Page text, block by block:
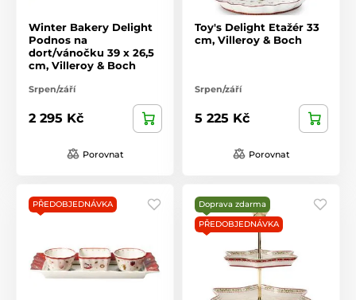
Winter Bakery Delight
Podnos na
dort/vánočku 39 x 26,5
cm, Villeroy & Boch
Srpen/září
2 295 Kč
Porovnat
Toy's Delight Etažér 33
cm, Villeroy & Boch
Srpen/září
5 225 Kč
Porovnat
PŘEDOBJEDNÁVKA
Doprava zdarma
PŘEDOBJEDNÁVKA